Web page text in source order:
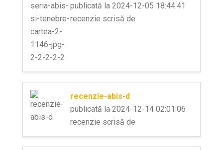
publicată la 2024-12-05 18:44:41
recenzie scrisă de
recenzie-abis-d
publicată la 2024-12-14 02:01:06
recenzie scrisă de